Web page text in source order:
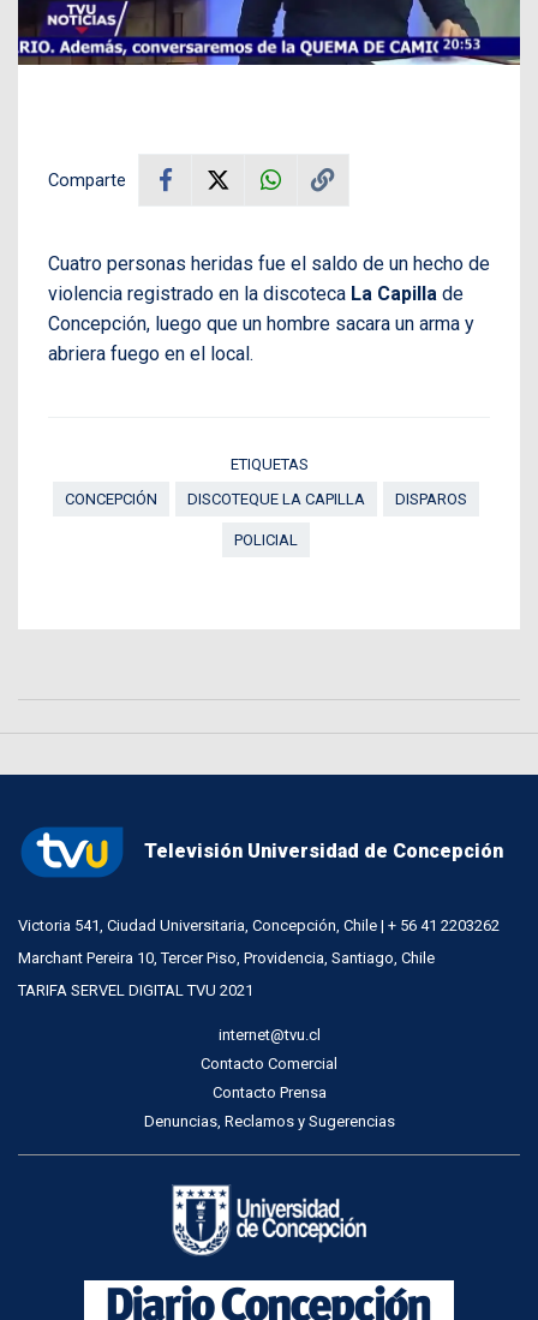
Comparte
Cuatro personas heridas fue el saldo de un hecho de
violencia registrado en la discoteca La Capilla de
Concepción, luego que un hombre sacara un arma y
abriera fuego en el local.
ETIQUETAS
CONCEPCIÓN
DISCOTEQUE LA CAPILLA DISPAROS
POLICIAL
Televisión Universidad de Concepción
Victoria 541, Ciudad Universitaria, Concepción, Chile | + 56 41 2203262
Marchant Pereira 10, Tercer Piso, Providencia, Santiago, Chile
TARIFA SERVEL DIGITAL TVU 2021
internet@tvu.cl
Contacto Comercial
Contacto Prensa
Denuncias, Reclamos y Sugerencias